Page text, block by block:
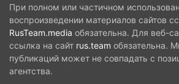
При полном или частичном
воспроизведении материалов сайтов
RusTeam.media обязательна. Для веб-
ссылка на сайт rus.team обязательна.
публикаций может не совпадать с
агентства.